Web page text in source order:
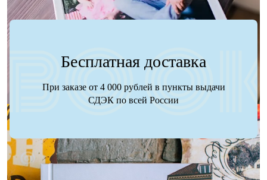
Бесплатная доставка
При заказе от 4 000 рублей в пункты выдачи
СДЭК по всей России